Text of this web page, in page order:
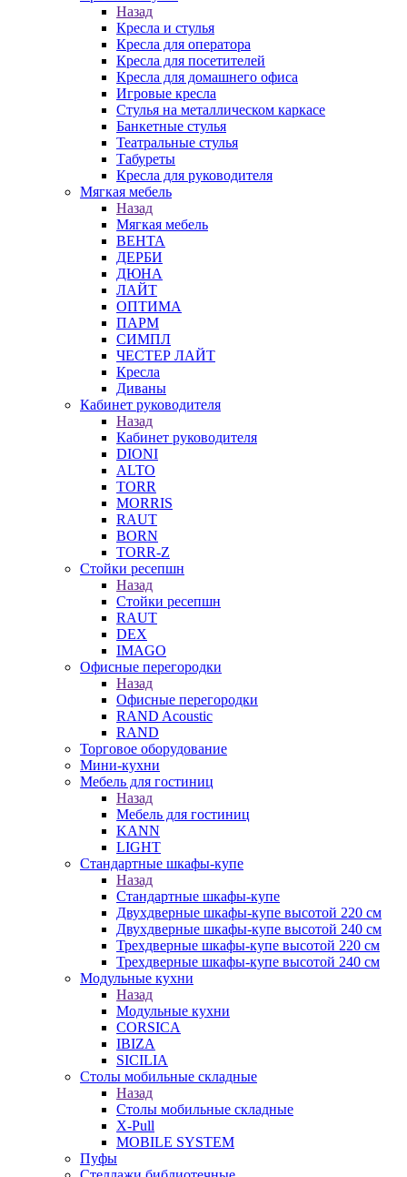
Назад
Кресла и стулья
Кресла для оператора
Кресла для посетителей
Кресла для домашнего офиса
Игровые кресла
Стулья на металлическом каркасе
Банкетные стулья
Театральные стулья
Табуреты
Кресла для руководителя
Мягкая мебель
Назад
Мягкая мебель
ВЕНТА
ДЕРБИ
ДЮНА
ЛАЙТ
ОПТИМА
ПАРМ
СИМПЛ
ЧЕСТЕР ЛАЙТ
Кресла
Диваны
Кабинет руководителя
Назад
Кабинет руководителя
DIONI
ALTO
TORR
MORRIS
RAUT
BORN
TORR-Z
Стойки ресепшн
Назад
Стойки ресепшн
RAUT
DEX
IMAGO
Офисные перегородки
Назад
Офисные перегородки
RAND Acoustic
RAND
Торговое оборудование
Мини-кухни
Мебель для гостиниц
Назад
Мебель для гостиниц
KANN
LIGHT
Стандартные шкафы-купе
Назад
Стандартные шкафы-купе
Двухдверные шкафы-купе высотой 220 см
Двухдверные шкафы-купе высотой 240 см
Трехдверные шкафы-купе высотой 220 см
Трехдверные шкафы-купе высотой 240 см
Модульные кухни
Назад
Модульные кухни
CORSICA
IBIZA
SICILIA
Столы мобильные складные
Назад
Столы мобильные складные
X-Pull
MOBILE SYSTEM
Пуфы